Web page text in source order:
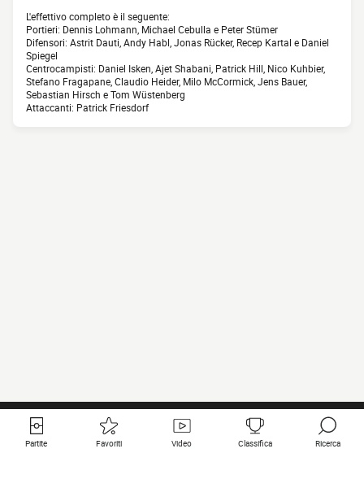
L'effettivo completo è il seguente:
Portieri: Dennis Lohmann, Michael Cebulla e Peter Stümer
Difensori: Astrit Dauti, Andy Habl, Jonas Rücker, Recep Kartal e Daniel
Spiegel
Centrocampisti: Daniel Isken, Ajet Shabani, Patrick Hill, Nico Kuhbier,
Stefano Fragapane, Claudio Heider, Milo McCormick, Jens Bauer,
Sebastian Hirsch e Tom Wüstenberg
Attaccanti: Patrick Friesdorf
Partite Favoriti Video Classifica Ricerca